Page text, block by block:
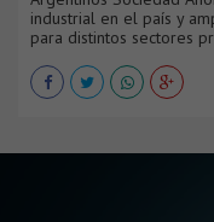
industrial en el país y
para distintos sectores